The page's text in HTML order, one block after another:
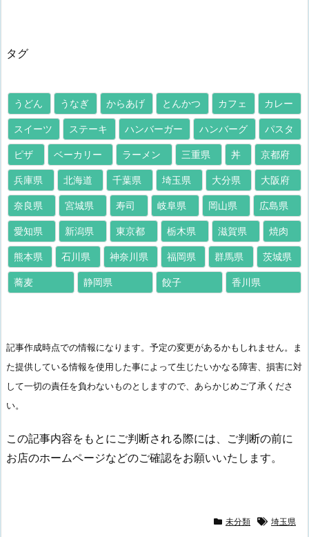
タグ
うどん うなぎ からあげ とんかつ カフェ カレー
スイーツ ステーキ ハンバーガー ハンバーグ パスタ
ピザ ベーカリー ラーメン 三重県 丼 京都府
兵庫県 北海道 千葉県 埼玉県 大分県 大阪府
奈良県 宮城県 寿司 岐阜県 岡山県 広島県
愛知県 新潟県 東京都 栃木県 滋賀県 焼肉
熊本県 石川県 神奈川県 福岡県 群馬県 茨城県
蕎麦 静岡県 餃子 香川県
記事作成時点での情報になります。予定の変更があるかもしれません。ま
た提供している情報を使用した事によって生じたいかなる障害、損害に対
して一切の責任を負わないものとしますので、あらかじめご了承くださ
い。
この記事内容をもとにご判断される際には、ご判断の前に
お店のホームページなどのご確認をお願いいたします。
未分類 埼玉県